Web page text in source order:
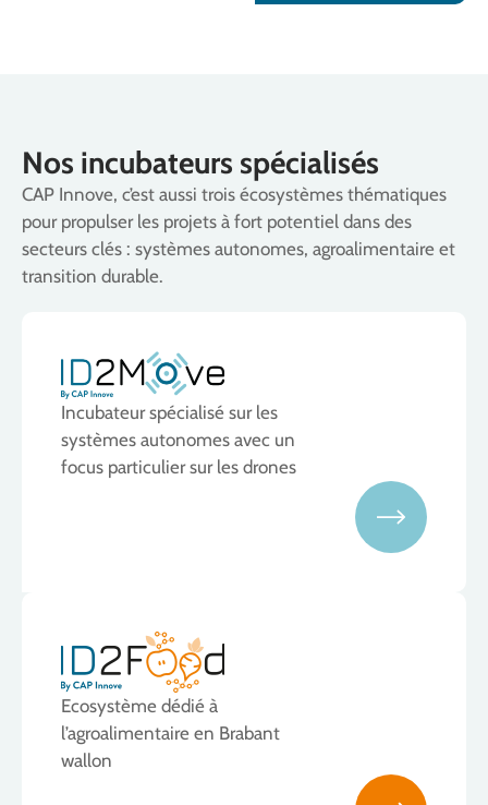
Nos incubateurs spécialisés
CAP Innove, c’est aussi trois écosystèmes thématiques
pour propulser les projets à fort potentiel dans des
secteurs clés : systèmes autonomes, agroalimentaire et
transition durable.
Incubateur spécialisé sur les
systèmes autonomes avec un
focus particulier sur les drones
Ecosystème dédié à
l’agroalimentaire en Brabant
wallon